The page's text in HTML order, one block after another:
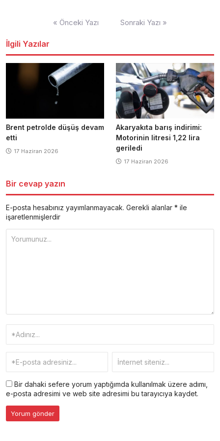
« Önceki Yazı Sonraki Yazı »
İlgili Yazılar
Brent petrolde düşüş devam
etti
17 Haziran 2026
Akaryakıta barış indirimi:
Motorinin litresi 1,22 lira
geriledi
17 Haziran 2026
Bir cevap yazın
E-posta hesabınız yayımlanmayacak. Gerekli alanlar * ile
işaretlenmişlerdir
Bir dahaki sefere yorum yaptığımda kullanılmak üzere adımı,
e-posta adresimi ve web site adresimi bu tarayıcıya kaydet.